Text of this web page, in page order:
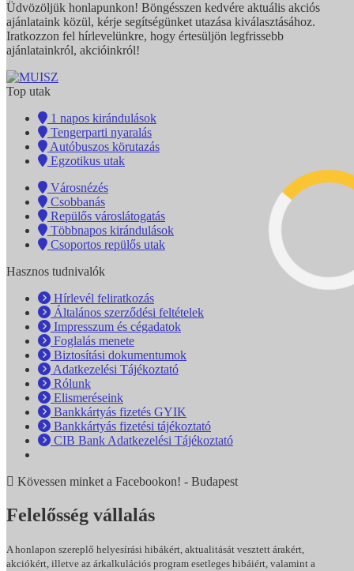
Üdvözöljük honlapunkon! Böngésszen kedvére aktuális akciós
ajánlataink közül, kérje segítségünket utazása kiválasztásához.
Iratkozzon fel hírlevelünkre, hogy értesüljön legfrissebb
ajánlatainkról, akcióinkról!
Top utak
1 napos kirándulások
Tengerparti nyaralás
Autóbuszos körutazás
Egzotikus utak
Városnézés
Csobbanás
Repülős városlátogatás
Többnapos kirándulások
Csoportos repülős utak
Hasznos tudnivalók
Hírlevél feliratkozás
Általános szerződési feltételek
Impresszum és cégadatok
Foglalás menete
Biztosítási dokumentumok
Adatkezelési Tájékoztató
Rólunk
Elismeréseink
Bankkártyás fizetés GYIK
Bankkártyás fizetési tájékoztató
CIB Bank Adatkezelési Tájékoztató
Kövessen minket a Facebookon! - Budapest
Felelősség vállalás
A honlapon szereplő helyesírási hibákért, aktualitását vesztett árakért,
akciókért, illetve az árkalkulációs program esetleges hibáiért, valamint a